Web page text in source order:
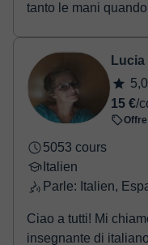
tanto le mani
Lucia
5,0
15 €/
5053 cours
Italien
Parle: Italien,
Ciao a tutti! Mi chiamo Lucia De Luca e sarò la tua
insegnante di